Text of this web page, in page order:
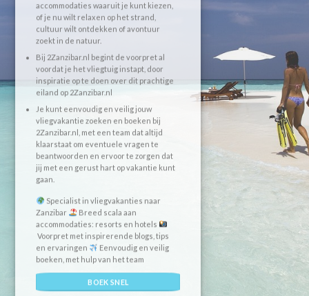
accommodaties waaruit je kunt kiezen,
of je nu wilt relaxen op het strand,
cultuur wilt ontdekken of avontuur
zoekt in de natuur.
Bij 2Zanzibar.nl begint de voorpret al
voordat je het vliegtuig instapt, door
inspiratie op te doen over dit prachtige
eiland op 2Zanzibar.nl
Je kunt eenvoudig en veilig jouw
vliegvakantie zoeken en boeken bij
2Zanzibar.nl, met een team dat altijd
klaarstaat om eventuele vragen te
beantwoorden en ervoor te zorgen dat
jij met een gerust hart op vakantie kunt
gaan.
Specialist in vliegvakanties naar
Zanzibar
Breed scala aan
accommodaties: resorts en hotels
Voorpret met inspirerende blogs, tips
en ervaringen
Eenvoudig en veilig
boeken, met hulp van het team
BOEK SNEL